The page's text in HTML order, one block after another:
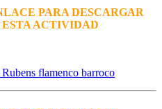
PARA DESCARGAR
ACTIVIDAD